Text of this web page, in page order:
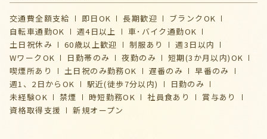
交通費全額支給 即日OK 長期歓迎
ブランクOK
自転車通勤OK
週4日以上
車･バイク通勤OK
土日祝休み
60歳以上歓迎 制服あり
週3日以内
WワークOK
日勤帯のみ 夜勤のみ
短期(3か月以内)OK
喫煙所あり
土日祝のみ勤務OK 遅番のみ
早番のみ
週1、2日からOK
駅近(徒歩7分以内)
日勤のみ
未経験OK
禁煙 時短勤務OK 社員食あり
賞与あり
資格取得支援
新規オープン